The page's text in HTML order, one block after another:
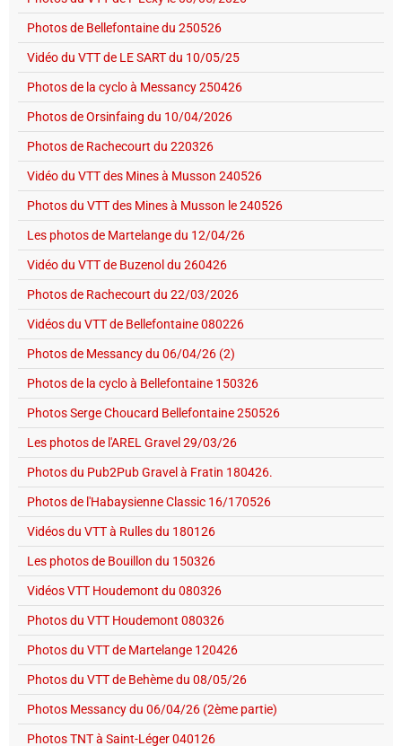
Photos de Bellefontaine du 250526
Vidéo du VTT de LE SART du 10/05/25
Photos de la cyclo à Messancy 250426
Photos de Orsinfaing du 10/04/2026
Photos de Rachecourt du 220326
Vidéo du VTT des Mines à Musson 240526
Photos du VTT des Mines à Musson le 240526
Les photos de Martelange du 12/04/26
Vidéo du VTT de Buzenol du 260426
Photos de Rachecourt du 22/03/2026
Vidéos du VTT de Bellefontaine 080226
Photos de Messancy du 06/04/26 (2)
Photos de la cyclo à Bellefontaine 150326
Photos Serge Choucard Bellefontaine 250526
Les photos de l'AREL Gravel 29/03/26
Photos du Pub2Pub Gravel à Fratin 180426.
Photos de l'Habaysienne Classic 16/170526
Vidéos du VTT à Rulles du 180126
Les photos de Bouillon du 150326
Vidéos VTT Houdemont du 080326
Photos du VTT Houdemont 080326
Photos du VTT de Martelange 120426
Photos du VTT de Behème du 08/05/26
Photos Messancy du 06/04/26 (2ème partie)
Photos TNT à Saint-Léger 040126